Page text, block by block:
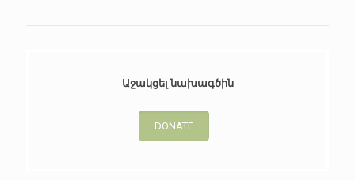
Աջակցել նախագծին
DONATE